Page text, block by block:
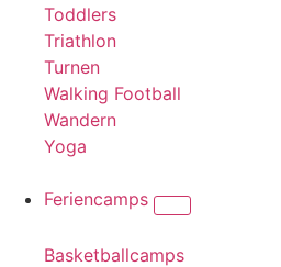
Toddlers
Triathlon
Turnen
Walking Football
Wandern
Yoga
Feriencamps
Basketballcamps